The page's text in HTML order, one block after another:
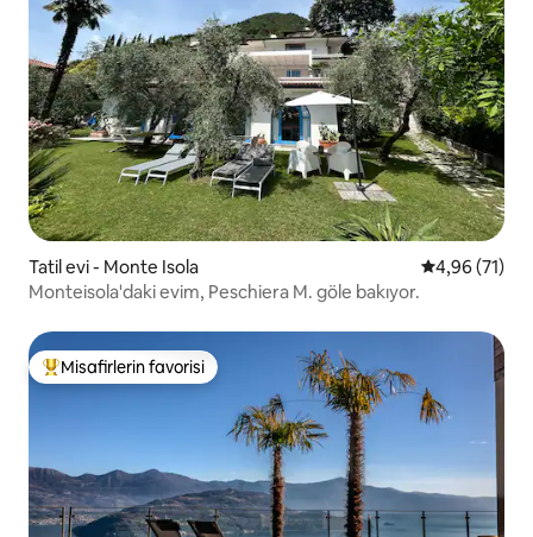
Tatil evi - Monte Isola 5 üzerinden
4,96 (71)
Monteisola'daki evim, Peschiera M. göle bakıyor.
Misafirlerin favorilerinden en beğenilenler arasında
Misafirlerin favorisi